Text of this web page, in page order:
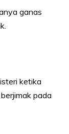
ganas
ketika
pada